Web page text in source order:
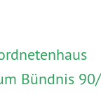
Bündnis 90/